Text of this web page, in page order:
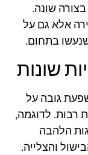
שונה.
אלא גם על
בתחום.
שונות
גובה על
רבות. לדוגמה,
הלהבה
והצלייה.